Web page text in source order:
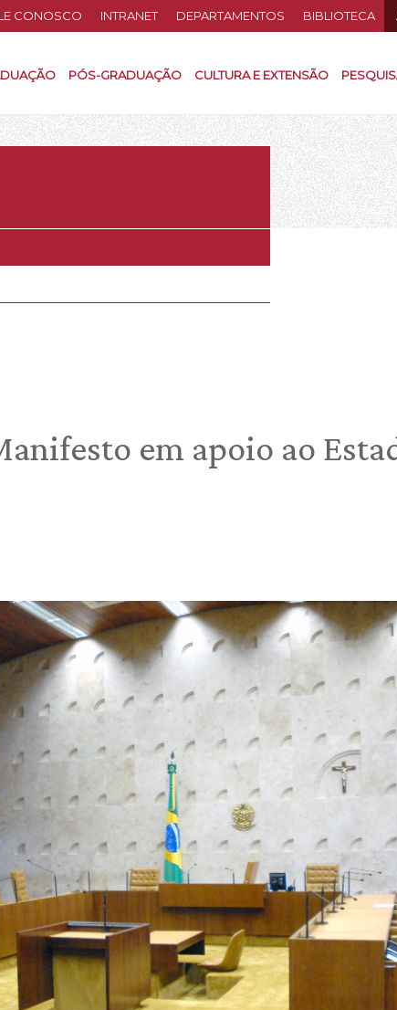
CONOSCO INTRANET DEPARTAMENTOS BIBLIOTECA
PÓS-GRADUAÇÃO CULTURA E EXTENSÃO
em apoio ao